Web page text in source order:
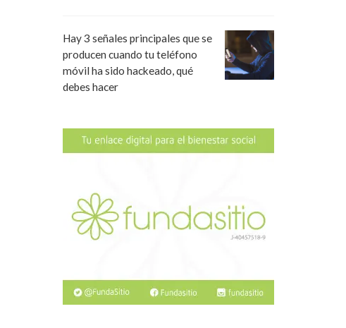
Hay 3 señales principales que se
producen cuando tu teléfono
móvil ha sido hackeado, qué
debes hacer